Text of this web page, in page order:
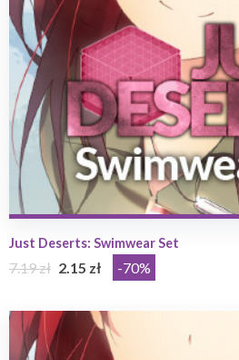
Just Deserts: Swimwear Set
7.19 zł 2.15 zł -70%